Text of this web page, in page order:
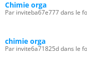
Chimie orga
Par inviteba67e777 dans le
chimie orga
Par invite6a71825d dans le